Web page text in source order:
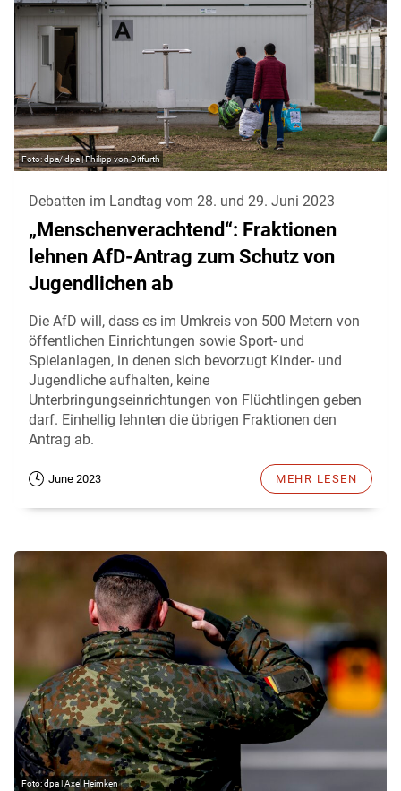
dpa/ dpa | Philipp von Ditfurth
Debatten im Landtag vom 28. und 29. Juni 2023
„Menschenverachtend“: Fraktionen
lehnen AfD-Antrag zum Schutz von
Jugendlichen ab
Die AfD will, dass es im Umkreis von 500 Metern von
öffentlichen Einrichtungen sowie Sport- und
Spielanlagen, in denen sich bevorzugt Kinder- und
Jugendliche aufhalten, keine
Unterbringungseinrichtungen von Flüchtlingen geben
darf. Einhellig lehnten die übrigen Fraktionen den
Antrag ab.
June 2023 MEHR LESEN
dpa | Axel Heimken